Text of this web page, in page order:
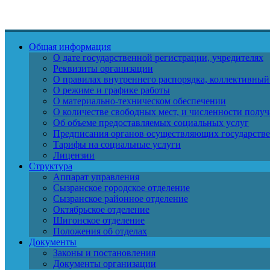
Общая информация
О дате государственной регистрации, учредителях
Реквизиты организации
О правилах внутреннего распорядка,
О режиме и графике работы
О материально-техническом обеспечении
О количестве свободных мест, и численности
Об объеме предоставляемых социальных услуг
Предписания органов осуществляющих
Тарифы на социальные услуги
Лицензии
Структура
Аппарат управления
Сызранское городское отделение
Сызранское районное отделение
Октябрьское отделение
Шигонское отделение
Положения об отделах
Документы
Законы и постановления
Документы организации